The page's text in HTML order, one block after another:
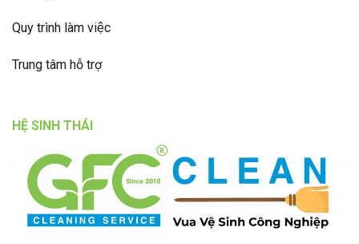
Quy trình làm việc
Trung tâm hỗ trợ
HỆ SINH THÁI